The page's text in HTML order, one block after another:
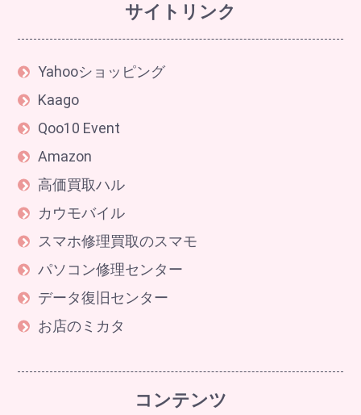
サイトリンク
Yahooショッピング
Kaago
Qoo10 Event
Amazon
高価買取ハル
カウモバイル
スマホ修理買取のスマモ
パソコン修理センター
データ復旧センター
お店のミカタ
コンテンツ